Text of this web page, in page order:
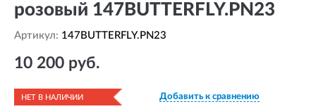
розовый 147BUTTERFLY.PN23
Артикул: 147BUTTERFLY.PN23
10 200 руб.
НЕТ В НАЛИЧИИ Добавить к сравнению